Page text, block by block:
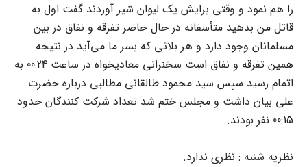
را هم نمود و وقتى برایش یک لیوان شیر آوردند گفت اول به
قاتل من بدهید متأسفانه در حال حاضر تفرقه و نفاق در بین
مسلمانان وجود دارد و هر بلائى که بسر ما مى‌آید در نتیجه
همین تفرقه و نفاق است سخنرانى معادیخواه در ساعت 00:24 به
اتمام رسید سپس سید محمود طالقانى مطالبى درباره حضرت
على بیان داشت و مجلس ختم شد تعداد شرکت کنندگان حدود
00:15 نفر بودند.
نظریه شنبه : نظرى ندارد.